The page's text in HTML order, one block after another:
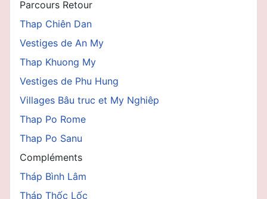
Parcours Retour
Thap Chiên Dan
Vestiges de An My
Thap Khuong My
Vestiges de Phu Hung
Villages Bâu truc et My Nghiêp
Thap Po Rome
Thap Po Sanu
Compléments
Tháp Bình Lâm
Tháp Thốc Lốc